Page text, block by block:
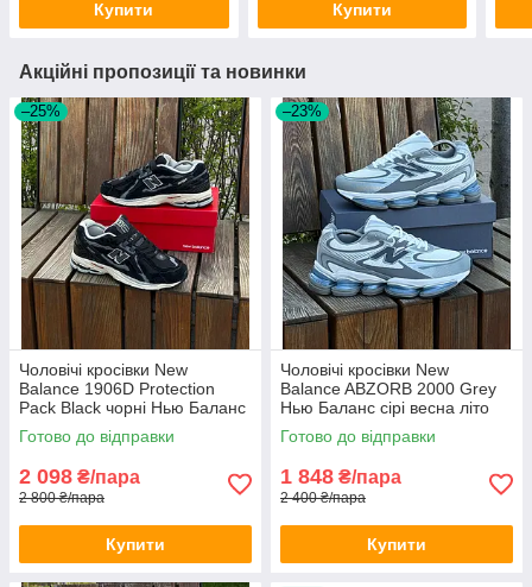
Купити Купити
Акційні пропозиції та новинки
–25%
Чоловічі кросівки New
Balance 1906D Protection
Pack Black чорні Нью Баланс
замшеві весна літо
демісезонні
Готово до відправки
2 098 ₴/пара
2 800 ₴/пара
Купити
–23%
Чоловічі кросівки New
Balance ABZORB 2000 Grey
Нью Баланс сірі весна літо
Готово до відправки
1 848 ₴/пара
2 400 ₴/пара
Купити